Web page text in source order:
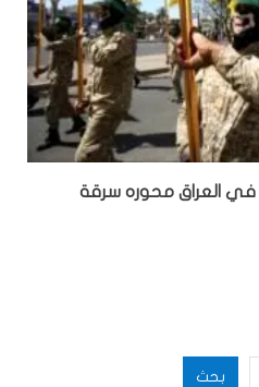
في العراق محوره سرقة
بحث